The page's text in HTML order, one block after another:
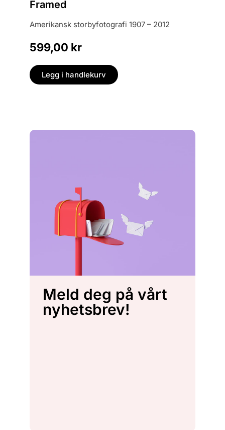
Framed
amerikansk storbyfotografi 1907 – 2012
599,00 kr
Legg i handlekurv
Meld deg på vårt
nyhetsbrev!